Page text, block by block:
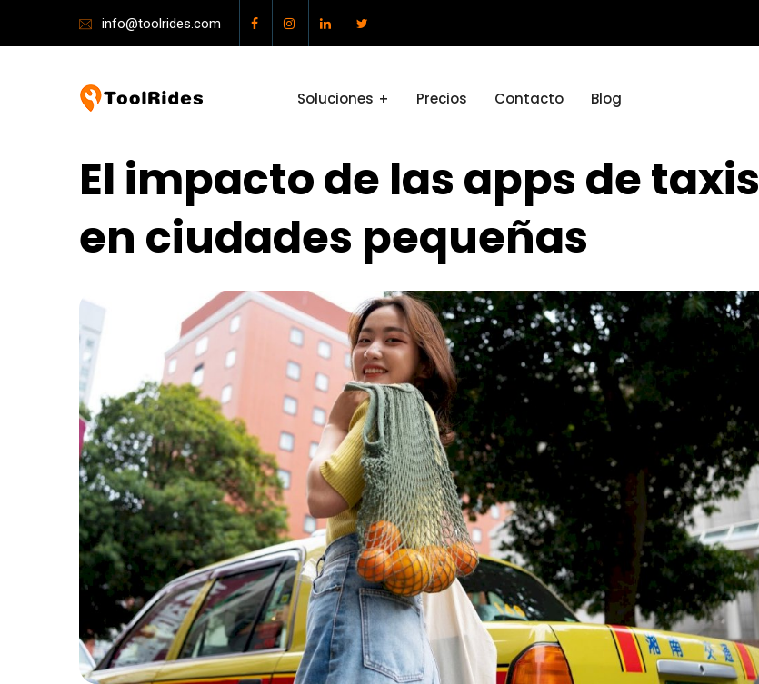
info@toolrides.com
Soluciones Precios Contacto Blog
El impacto de las apps de taxis
en ciudades pequeñas